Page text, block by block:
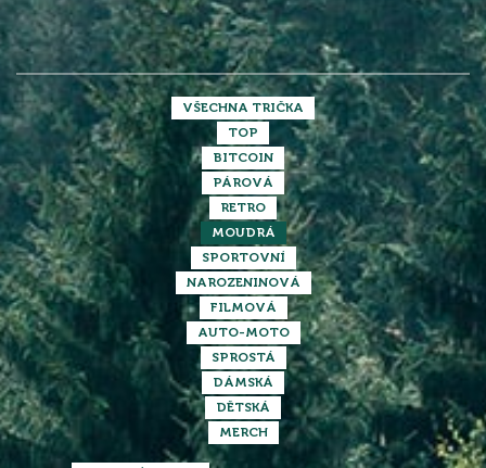
VŠECHNA TRIČKA
TOP
BITCOIN
PÁROVÁ
RETRO
MOUDRÁ
SPORTOVNÍ
NAROZENINOVÁ
FILMOVÁ
AUTO-MOTO
SPROSTÁ
DÁMSKÁ
DĚTSKÁ
MERCH